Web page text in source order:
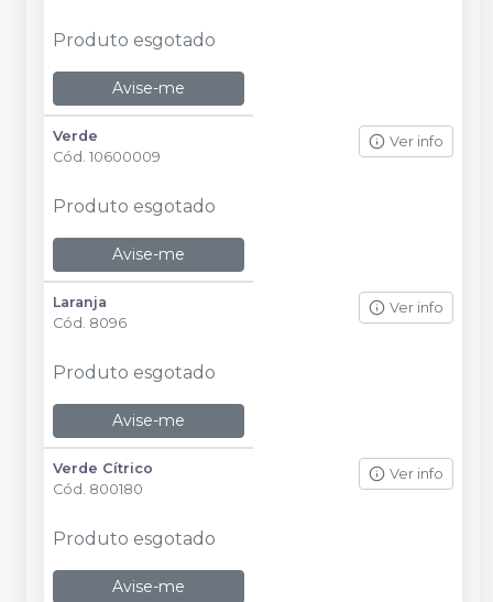
Produto esgotado
Avise-me
Verde
Cód. 10600009
Ver info
Produto esgotado
Avise-me
Laranja
Cód. 8096
Ver info
Produto esgotado
Avise-me
Verde Cítrico
Cód. 800180
Ver info
Produto esgotado
Avise-me